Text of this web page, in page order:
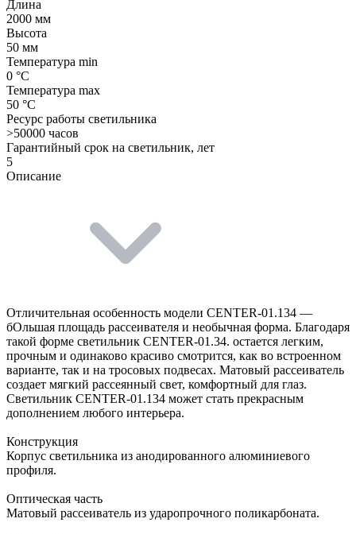
Длина
2000 мм
Высота
50 мм
Температура min
0 °C
Температура max
50 °C
Ресурс работы светильника
>50000 часов
Гарантийный срок на светильник, лет
5
Описание
Отличительная особенность модели CENTER-01.134 —
бОльшая площадь рассеивателя и необычная форма. Благодаря
такой форме светильник CENTER-01.34. остается легким,
прочным и одинаково красиво смотрится, как во встроенном
варианте, так и на тросовых подвесах. Матовый рассеиватель
создает мягкий рассеянный свет, комфортный для глаз.
Светильник CENTER-01.134 может стать прекрасным
дополнением любого интерьера.
Конструкция
Корпус светильника из анодированного алюминиевого
профиля.
Оптическая часть
Матовый рассеиватель из ударопрочного поликарбоната.